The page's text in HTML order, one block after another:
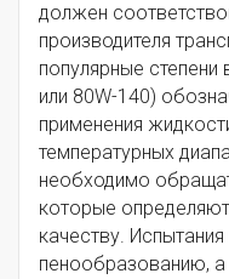
должен
производителя
популярные степени
или 80W-140)
применения
температурных
необходимо
которые
качеству.
пенообразованию,